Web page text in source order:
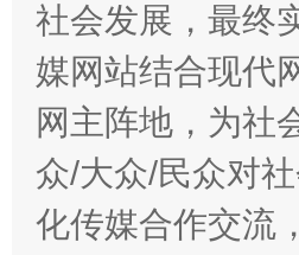
这是一记警钟！
社会发展，最终
媒网站结合现代
网主阵地，为社
众/大众/民众对
化传媒合作交流